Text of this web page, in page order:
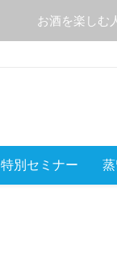
お酒を楽しむ
特別セミナー